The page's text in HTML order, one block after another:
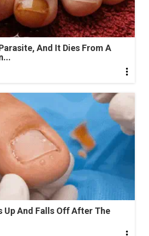
And It Dies From A
Up And Falls Off After The